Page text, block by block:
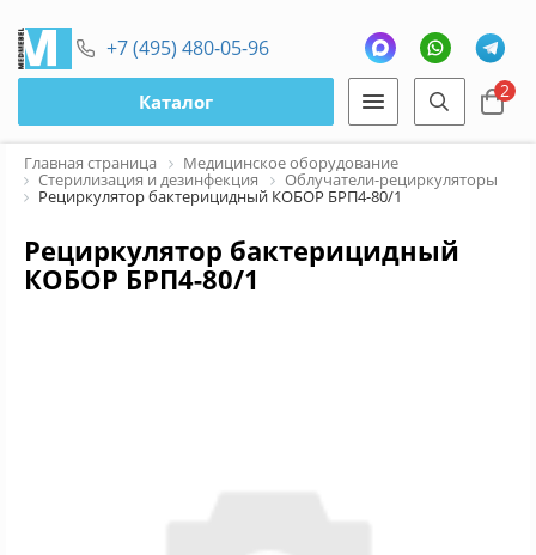
+7 (495) 480-05-96
Каталог 2
Главная страница Медицинское оборудование
Стерилизация и дезинфекция Облучатели-рециркуляторы
Рециркулятор бактерицидный КОБОР БРП4-80/1
Рециркулятор бактерицидный
КОБОР БРП4-80/1